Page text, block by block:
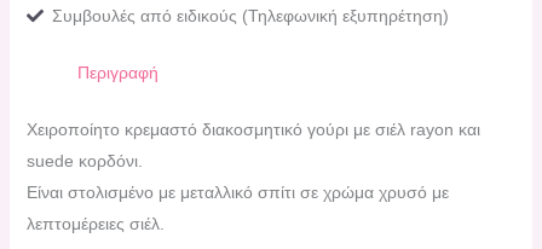
Συμβουλές από ειδικούς (Τηλεφωνική εξυπηρέτηση)
Περιγραφή
Χειροποίητο κρεμαστό διακοσμητικό γούρι με σιέλ rayon και
suede κορδόνι.
Είναι στολισμένο με μεταλλικό σπίτι σε χρώμα χρυσό με
λεπτομέρειες σιέλ.